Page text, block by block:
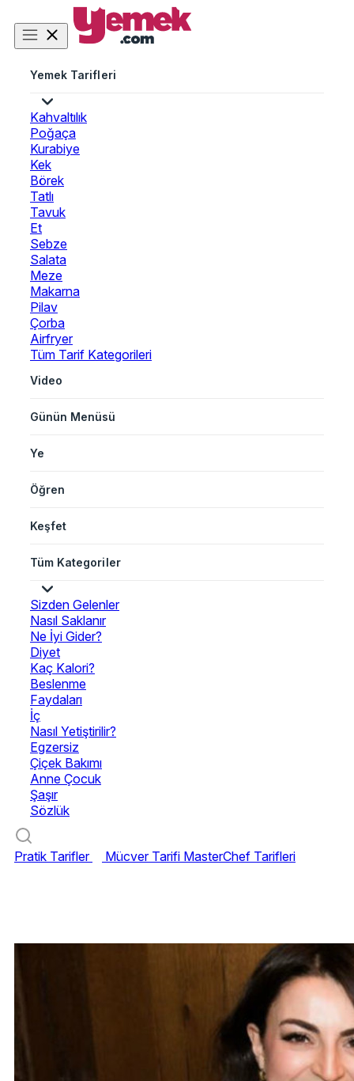
Yemek Tarifleri
Kahvaltılık
Poğaça
Kurabiye
Kek
Börek
Tatlı
Tavuk
Et
Sebze
Salata
Meze
Makarna
Pilav
Çorba
Airfryer
Tüm Tarif Kategorileri
Video
Günün Menüsü
Ye
Öğren
Keşfet
Tüm Kategoriler
Sizden Gelenler
Nasıl Saklanır
Ne İyi Gider?
Diyet
Kaç Kalori?
Beslenme
Faydaları
İç
Nasıl Yetiştirilir?
Egzersiz
Çiçek Bakımı
Anne Çocuk
Şaşır
Sözlük
Pratik Tarifler Mücver Tarifi MasterChef Tarifleri